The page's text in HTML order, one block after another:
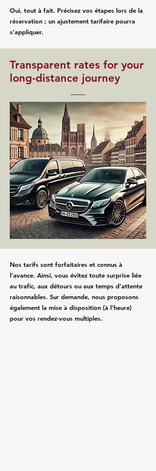
Oui, tout à fait. Précisez vos étapes lors de la
réservation ; un ajustement tarifaire pourra
s’appliquer.
Transparent rates for your
long-distance journey
Nos tarifs sont forfaitaires et connus à
l’avance. Ainsi, vous évitez toute surprise liée
au trafic, aux détours ou aux temps d’attente
raisonnables. Sur demande, nous proposons
également la mise à disposition (à l’heure)
pour vos rendez-vous multiples.